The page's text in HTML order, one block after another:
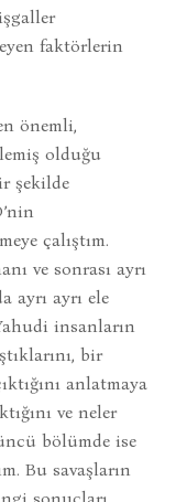
faktörlerin
önemli,
olduğu
şekilde
çalıştım.
ve sonrası ayrı
ayrı ayrı ele
insanların
bir
anlatmaya
ve neler
bölümde ise
Bu savaşların
sonuçları